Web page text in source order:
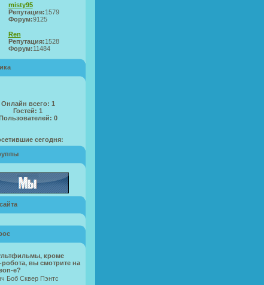
misty95
Репутация:1579
Форум:9125
Ren
Репутация:1528
Форум:11484
Онлайн всего: 1
Гостей: 1
0
сегодня:
кроме
вы смотрите на
e?
Боб Сквер Пэнтс